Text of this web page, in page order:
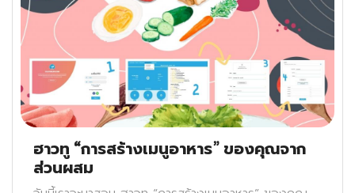
ฮาวทู “การสร้างเมนูอาหาร” ของคุณจาก
ส่วนผสม